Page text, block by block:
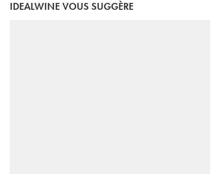
IDEALWINE VOUS SUGGÈRE